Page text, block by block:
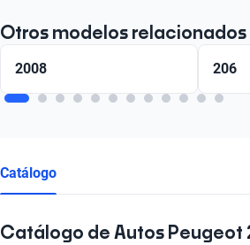
Otros modelos relacionados
2008 206
Catálogo
Catálogo de Autos Peugeot